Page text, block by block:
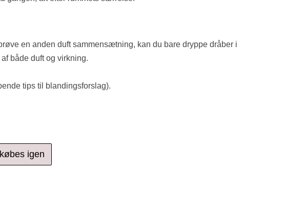
en anden duft sammensætning, kan du bare dryppe dråber i
både duft og virkning.
tips til blandingsforslag).
igen